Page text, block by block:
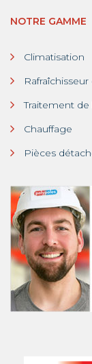
NOTRE GAMME
Climatisation
Rafraîchisseur
Traitement de
Chauffage
Pièces